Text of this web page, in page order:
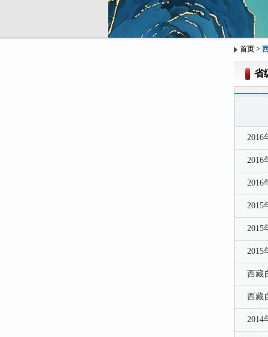
首页 >
省
2016
2016
2016
2015
2015
2015
西藏
西藏
2014